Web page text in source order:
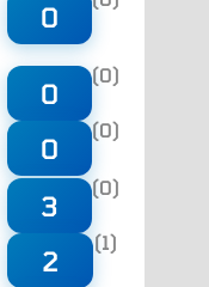
0
0
(0)
0
(0)
3
(0)
2
(1)